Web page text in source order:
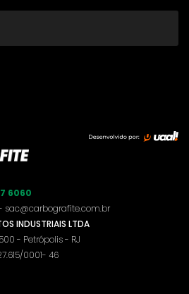
6060
sac@carbografite.com.br
INDUSTRIAIS LTDA
- Petrópolis - RJ
0001- 46